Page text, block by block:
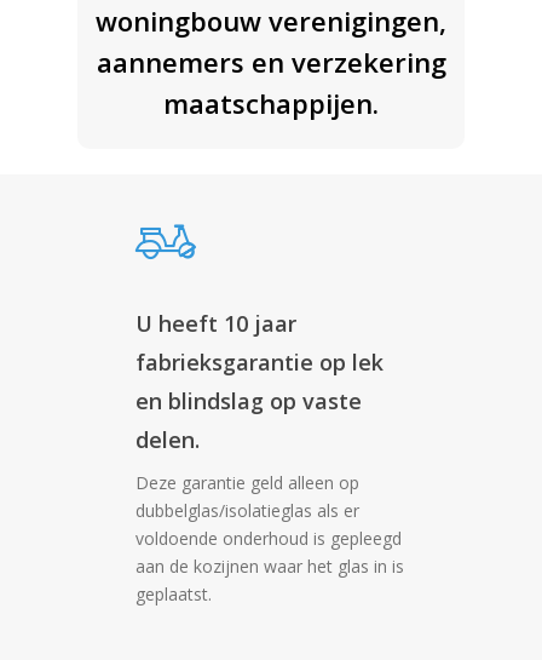
woningbouw verenigingen,
aannemers en verzekering
maatschappijen.
U heeft 10 jaar
fabrieksgarantie op lek
en blindslag op vaste
delen.
Deze garantie geld alleen op
dubbelglas/isolatieglas als er
voldoende onderhoud is gepleegd
aan de kozijnen waar het glas in is
geplaatst.